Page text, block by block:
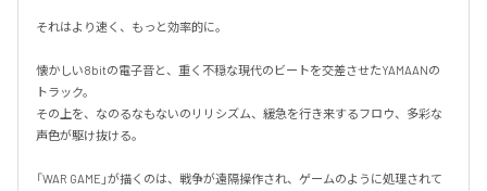
それはより速く、もっと効率的に。
懐かしい8bitの電子音と、重く不穏な現代のビートを交差させたYAMAANの
トラック。
その上を、なのるなもないのリリシズム、緩急を行き来するフロウ、多彩な
声色が駆け抜ける。
「WAR GAME」が描くのは、戦争が遠隔操作され、ゲームのように処理されて